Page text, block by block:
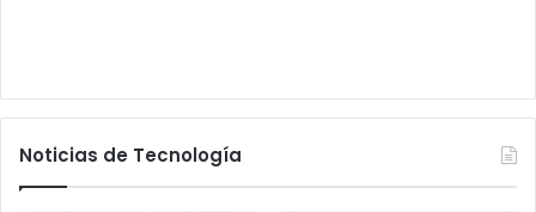
Noticias de Tecnología